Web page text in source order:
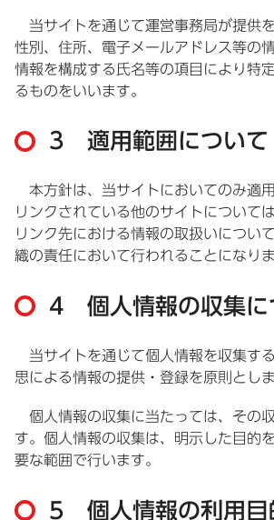
当サイトを通じて運営事務局が提供を
性別、住所、電子メールアドレス等の
情報を構成する氏名等の項目により特
るものをいいます。
3 適用範囲について
本方針は、当サイトにおいてのみ適
リンクされている他のサイトについて
リンク先における情報の取扱いについ
織の責任において行われることになりま
4 個人情報の収集に
当サイトを通じて個人情報を収集す
思による情報の提供・登録を原則としま
個人情報の収集に当たっては、その
す。個人情報の収集は、明示した目的
要な範囲で行います。
5 個人情報の利用目